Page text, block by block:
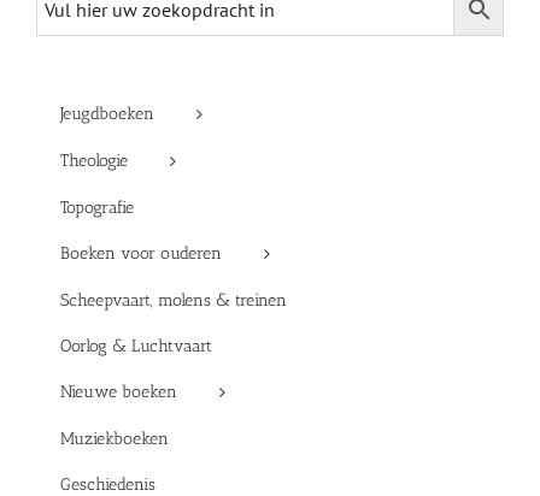
Jeugdboeken
Theologie
Topografie
Boeken voor ouderen
Scheepvaart, molens & treinen
Oorlog & Luchtvaart
Nieuwe boeken
Muziekboeken
Geschiedenis